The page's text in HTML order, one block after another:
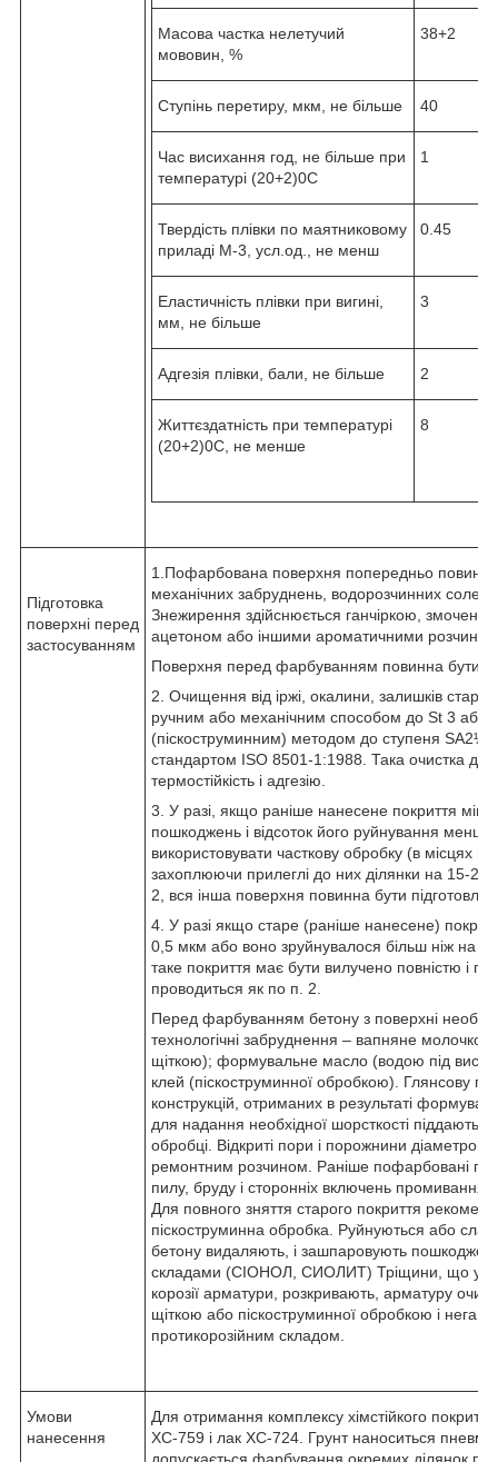
Масова частка нелетучий
мововин, %
38+2
Ступінь перетиру, мкм, не більше 40
Час висихання год, не більше при
температурі (20+2)0С
1
Твердість плівки по маятниковому
приладі М-3, усл.од., не менш
0.45
Еластичність плівки при вигині,
мм, не більше
3
Адгезія плівки, бали, не більше 2
Життєздатність при температурі
(20+2)0С, не менше
8
Підготовка
поверхні перед
застосуванням
1.Пофарбована поверхня попередньо
механічних забруднень, водорозчинних
Знежирення здійснюється ганчіркою,
ацетоном або іншими ароматичними
Поверхня перед фарбуванням повинна бути
2. Очищення від іржі, окалини, залишків
ручним або механічним способом до St 3 або
(піскоструминним) методом до ступеня SA2½
стандартом ISO 8501-1:1988. Така очистка дає
термостійкість і адгезію.
3. У разі, якщо раніше нанесене покриття
пошкоджень і відсоток його руйнування менше
використовувати часткову обробку (в місцях
захоплюючи прилеглі до них ділянки на 15-
2, вся інша поверхня повинна бути
4. У разі якщо старе (раніше нанесене)
0,5 мкм або воно зруйнувалося більш ніж на
таке покриття має бути вилучено повністю і
проводиться як по п. 2.
Перед фарбуванням бетону з поверхні
технологічні забруднення – вапняне молочко
щіткою); формувальне масло (водою під
клей (піскоструминної обробкою). Глянсову
конструкцій, отриманих в результаті
для надання необхідної шорсткості піддають
обробці. Відкриті пори і порожнини
ремонтним розчином. Раніше пофарбовані
пилу, бруду і сторонніх включень
Для повного зняття старого покриття
піскоструминна обробка. Руйнуються або
бетону видаляють, і зашпаровують
складами (СІОНОЛ, СИОЛИТ) Тріщини, що
корозії арматури, розкривають, арматуру
щіткою або піскоструминної обробкою і
протикорозійним складом.
Умови
нанесення
Для отримання комплексу хімстійкого
ХС-759 і лак ХС-724. Грунт наноситься
допускається фарбування окремих ділянок